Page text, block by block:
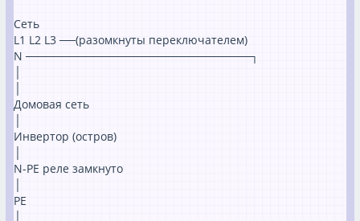
Сеть
L1 L2 L3 ──(разомкнуты переключателем)
N ────────────────────────────┐
Домовая сеть
Инвертор (остров)
N-PE реле замкнуто
PE